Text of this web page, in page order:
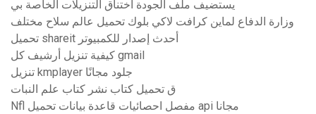
يستضيف ملف الجودة اختناق التنزيلات الخاصة بي
وزارة الدفاع لماين كرافت لاكي بلوك تحميل عالم سلاح مختلف
تحميل shareit أحدث إصدار للكمبيوتر
كيفية تنزيل أرشيف كل gmail
تنزيل kmplayer جلود مجانًا
ق تحميل كتاب نشر كتاب علم النبات
Nfl مفصل احصائيات قاعدة بيانات تحميل api مجانا